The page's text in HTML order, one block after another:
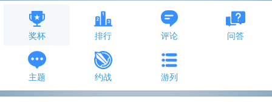
奖杯 排行 评论 问答
主题 约战 游列